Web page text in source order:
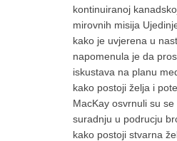
kontinuiranoj
mirovnih misija
kako je uvjerena u
napomenula je da
iskustava na planu
kako postoji želja i
MacKay osvrnuli su
suradnju u podrucju
kako postoji stvarna